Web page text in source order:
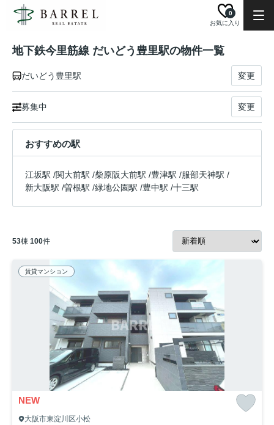
お気に入り
0
地下鉄今里筋線 だいどう豊里駅の物件一覧
だいどう豊里駅 変更
募集中 変更
おすすめの駅
江坂駅 /関大前駅 /柴原阪大前駅 /豊津駅 /服部天神駅 /
新大阪駅 /曽根駅 /緑地公園駅 /豊中駅 /十三駅
53棟 100件
賃貸マンション
NEW
大阪市東淀川区小松